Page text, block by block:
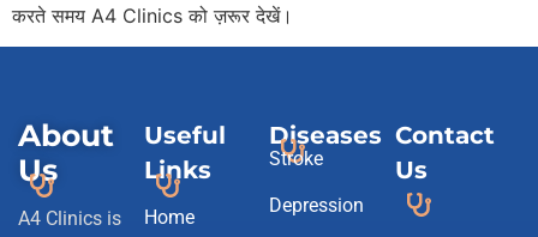
करते समय A4 Clinics को ज़रूर देखें।
About
Us
A4 Clinics is
Useful
Links
Home
Diseases
Stroke
Depression
Contact
Us